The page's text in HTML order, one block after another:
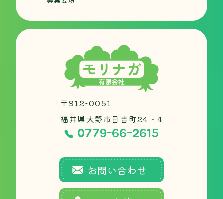
〒912-0051
福井県大野市日吉町24‐4
0779-66-2615
お問い合わせ